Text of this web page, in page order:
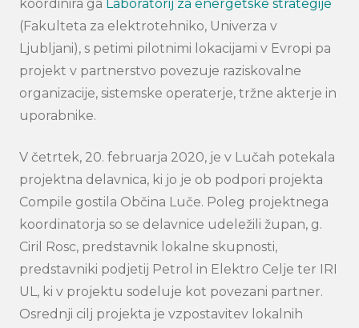
koordinira ga Laboratorij za energetske strategije
(Fakulteta za elektrotehniko, Univerza v
Ljubljani), s petimi pilotnimi lokacijami v Evropi pa
projekt v partnerstvo povezuje raziskovalne
organizacije, sistemske operaterje, tržne akterje in
uporabnike.
V četrtek, 20. februarja 2020, je v Lučah potekala
projektna delavnica, ki jo je ob podpori projekta
Compile gostila Občina Luče. Poleg projektnega
koordinatorja so se delavnice udeležili župan, g.
Ciril Rosc, predstavnik lokalne skupnosti,
predstavniki podjetij Petrol in Elektro Celje ter IRI
UL, ki v projektu sodeluje kot povezani partner.
Osrednji cilj projekta je vzpostavitev lokalnih